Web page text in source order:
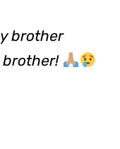
brother
brother!